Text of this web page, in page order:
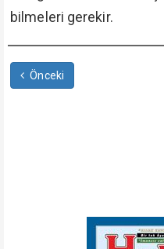
bilmeleri gerekir.
Önceki